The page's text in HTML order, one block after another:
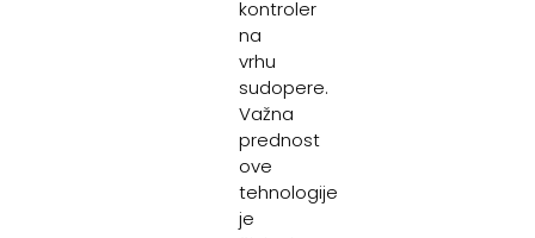
kontroler
na
vrhu
sudopere.
Važna
prednost
ove
tehnologije
je